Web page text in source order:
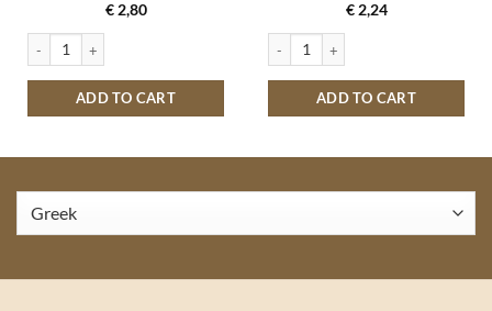
€2,80
RONDO ΠΑΠΑΔΟΠΟΥΛΟΥ ΣΟΚΟΛΑΤΑ 250GR quantity
ADD TO CART
€2,24
ΓΕΜΙΣΤΑ ΠΑΠΑΔΟΠΟΥΛΟΥ
ADD TO CART